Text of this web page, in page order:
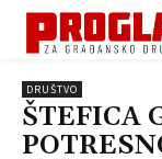
DRUŠTVO
ŠTEFICA